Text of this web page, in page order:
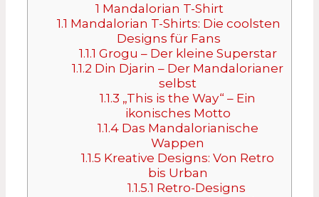
1 Mandalorian T-Shirt
1.1 Mandalorian T-Shirts: Die coolsten
Designs für Fans
1.1.1 Grogu – Der kleine Superstar
1.1.2 Din Djarin – Der Mandalorianer
selbst
1.1.3 „This is the Way“ – Ein
ikonisches Motto
1.1.4Das Mandalorianische
Wappen
1.1.5 Kreative Designs: Von Retro
bis Urban
1.1.5.1 Retro-Designs